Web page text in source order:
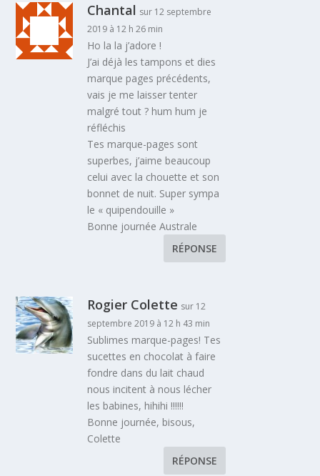
Chantal sur 12 septembre
2019 à 12 h 26 min
Ho la la j’adore !
J’ai déjà les tampons et dies
marque pages précédents,
vais je me laisser tenter
malgré tout ? hum hum je
réfléchis
Tes marque-pages sont
superbes, j’aime beaucoup
celui avec la chouette et son
bonnet de nuit. Super sympa
le « quipendouille »
Bonne journée Australe
RÉPONSE
Rogier Colette sur 12
septembre 2019 à 12 h 43 min
Sublimes marque-pages! Tes
sucettes en chocolat à faire
fondre dans du lait chaud
nous incitent à nous lécher
les babines, hihihi !!!!!!
Bonne journée, bisous,
Colette
RÉPONSE